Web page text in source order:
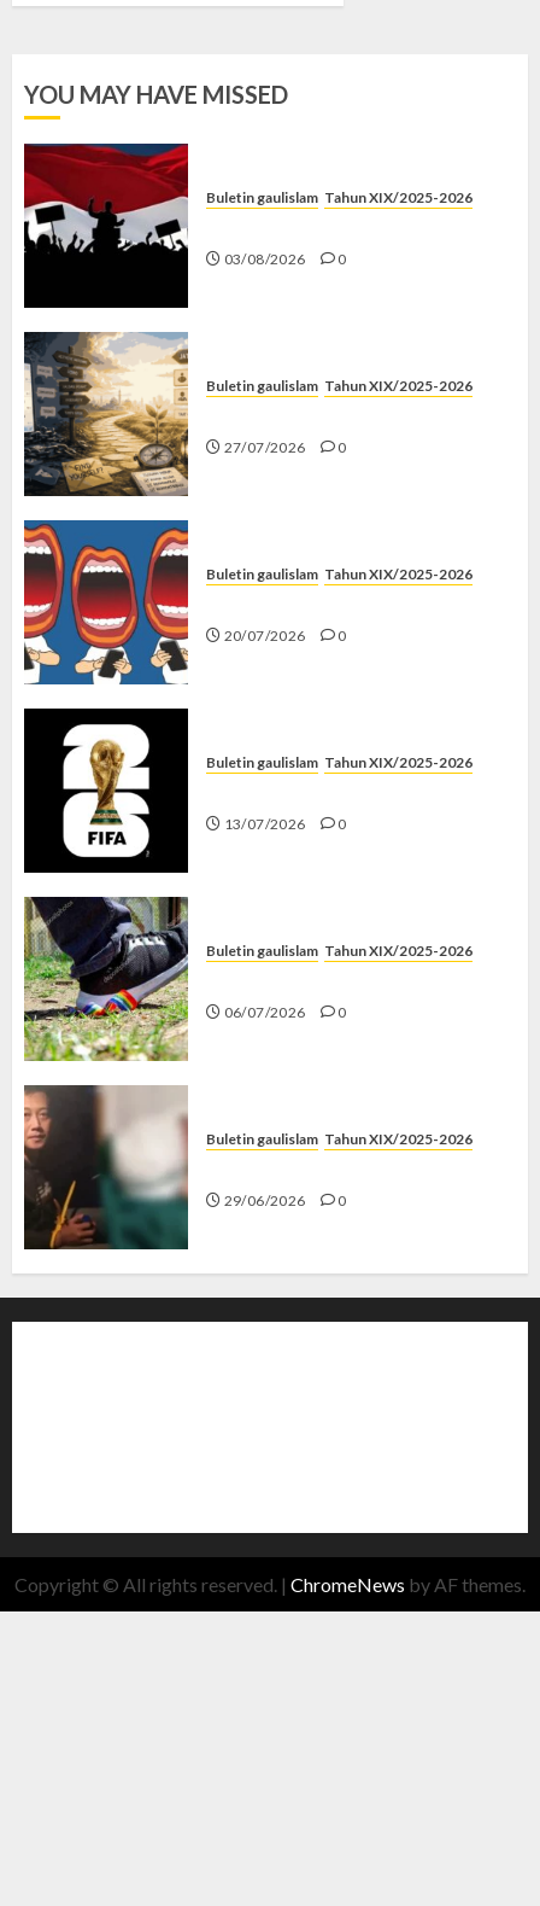
YOU MAY HAVE MISSED
Buletin gaulislam Tahun XIX/2025-2026
03/08/2026 0
Buletin gaulislam Tahun XIX/2025-2026
27/07/2026 0
Buletin gaulislam Tahun XIX/2025-2026
20/07/2026 0
Buletin gaulislam Tahun XIX/2025-2026
13/07/2026 0
Buletin gaulislam Tahun XIX/2025-2026
06/07/2026 0
Buletin gaulislam Tahun XIX/2025-2026
29/06/2026 0
Copyright © All rights reserved. | ChromeNews by AF themes.